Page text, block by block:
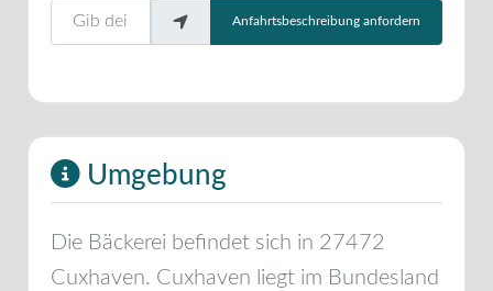
Gib deinen Standort ein.
Anfahrtsbeschreibung anfordern
Umgebung
Die Bäckerei befindet sich in 27472
Cuxhaven. Cuxhaven liegt im Bundesland